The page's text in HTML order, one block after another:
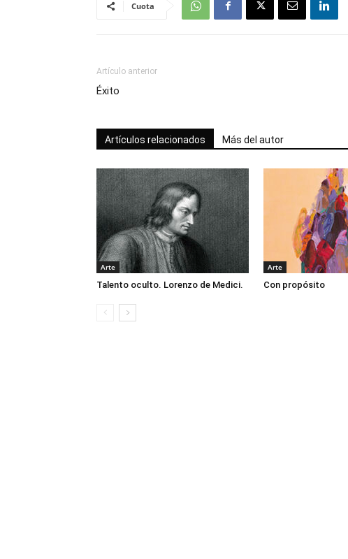
Cuota
Artículo anterior
Éxito
Artículos relacionados Más del autor
Arte
Talento oculto. Lorenzo de Medici.
Arte
Con propósito